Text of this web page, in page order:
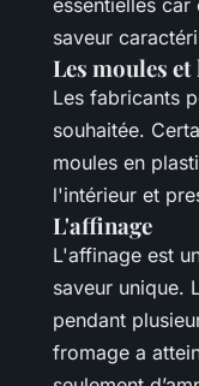
essentielles
saveur
Les moules
Les fabricants
souhaitée.
moules en
l'intérieur et
L'affinage
L'affinage est
saveur unique.
pendant
fromage a